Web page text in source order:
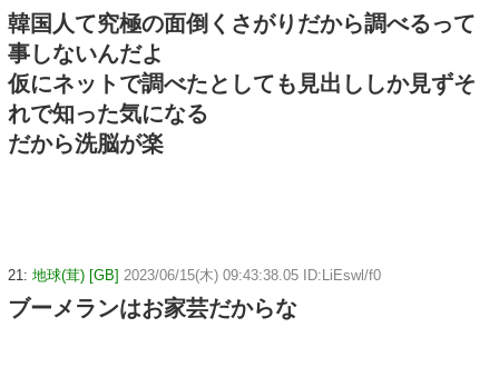
韓国人て究極の面倒くさがりだから調べるって
事しないんだよ
仮にネットで調べたとしても見出ししか見ずそ
れで知った気になる
だから洗脳が楽
21: 地球(茸) [GB] 2023/06/15(木) 09:43:38.05 ID:LiEswl/f0
ブーメランはお家芸だからな